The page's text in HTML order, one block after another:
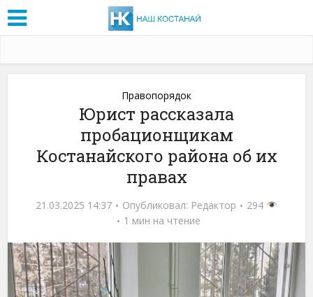
Правопорядок
Юрист рассказала
пробационщикам
Костанайского района об их
правах
21.03.2025 14:37 Опубликовал: Редактор
294
1 мин на чтение